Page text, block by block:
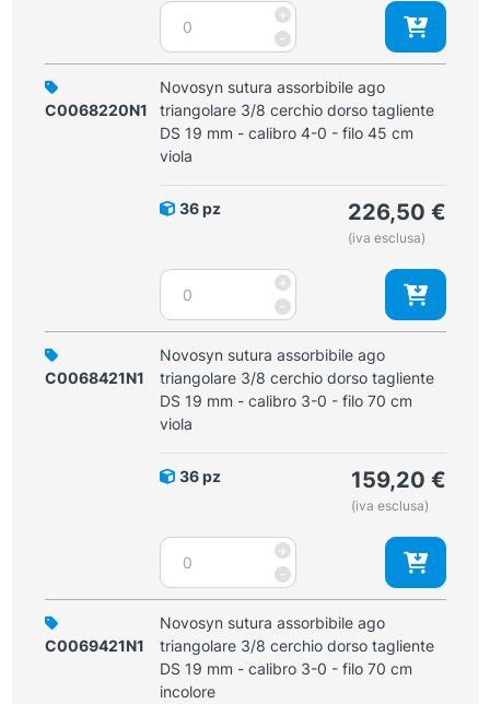
calibro
3-
0
-
filo
45
viola
-
Novosyn
sutura
assorbibile
ago
triangolare
3/8
cerchio
DS
calibro
4-
0
-
filo
70
viola
+
C0068220N1
Novosyn sutura assorbibile ago
triangolare 3/8 cerchio dorso tagliente
DS 19 mm - calibro 4-0 - filo 45 cm
viola
36 pz 226,50 €
(iva esclusa)
-
Novosyn
sutura
assorbibile
ago
triangolare
3/8
cerchio
DS
calibro
4-
0
-
filo
45
+
C0068421N1
Novosyn sutura assorbibile ago
triangolare 3/8 cerchio dorso tagliente
DS 19 mm - calibro 3-0 - filo 70 cm
viola
36 pz 159,20 €
(iva esclusa)
-
Novosyn
sutura
assorbibile
ago
triangolare
3/8
cerchio
+
C0069421N1
Novosyn sutura assorbibile ago
triangolare 3/8 cerchio dorso tagliente
DS 19 mm - calibro 3-0 - filo 70 cm
incolore